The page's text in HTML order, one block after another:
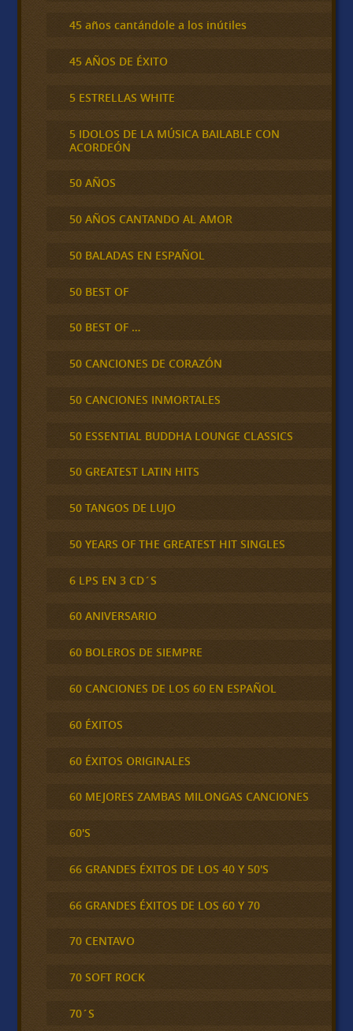
45 años cantándole a los inútiles
45 AÑOS DE ÉXITO
5 ESTRELLAS WHITE
5 IDOLOS DE LA MÚSICA BAILABLE CON
ACORDEÓN
50 AÑOS
50 AÑOS CANTANDO AL AMOR
50 BALADAS EN ESPAÑOL
50 BEST OF
50 BEST OF …
50 CANCIONES DE CORAZÓN
50 CANCIONES INMORTALES
50 ESSENTIAL BUDDHA LOUNGE CLASSICS
50 GREATEST LATIN HITS
50 TANGOS DE LUJO
50 YEARS OF THE GREATEST HIT SINGLES
6 LPS EN 3 CD´S
60 ANIVERSARIO
60 BOLEROS DE SIEMPRE
60 CANCIONES DE LOS 60 EN ESPAÑOL
60 ÉXITOS
60 ÉXITOS ORIGINALES
60 MEJORES ZAMBAS MILONGAS CANCIONES
60'S
66 GRANDES ÉXITOS DE LOS 40 Y 50'S
66 GRANDES ÉXITOS DE LOS 60 Y 70
70 CENTAVO
70 SOFT ROCK
70´S